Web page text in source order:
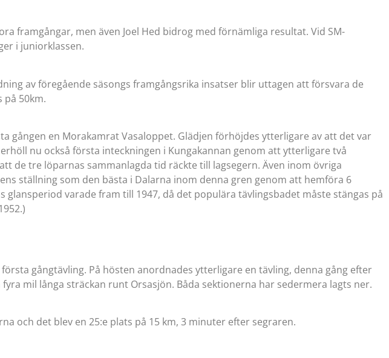
framgångar, men även Joel Hed bidrog med förnämliga resultat. Vid SM-
i juniorklassen.
av föregående säsongs framgångsrika insatser blir uttagen att försvara de
på 50km.
en Morakamrat Vasaloppet. Glädjen förhöjdes ytterligare av att det var
nu också första inteckningen i Kungakannan genom att ytterligare två
de tre löparnas sammanlagda tid räckte till lagsegern. Även inom övriga
ställning som den bästa i Dalarna inom denna gren genom att hemföra 6
varade fram till 1947, då det populära tävlingsbadet måste stängas på
gångtävling. På hösten anordnades ytterligare en tävling, denna gång efter
mil långa sträckan runt Orsasjön. Båda sektionerna har sedermera lagts ner.
och det blev en 25:e plats på 15 km, 3 minuter efter segraren.